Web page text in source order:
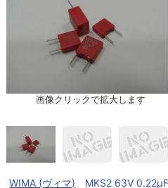
画像クリックで拡大します
WIMA (ヴィマ) MKS2 63V 0.22μF